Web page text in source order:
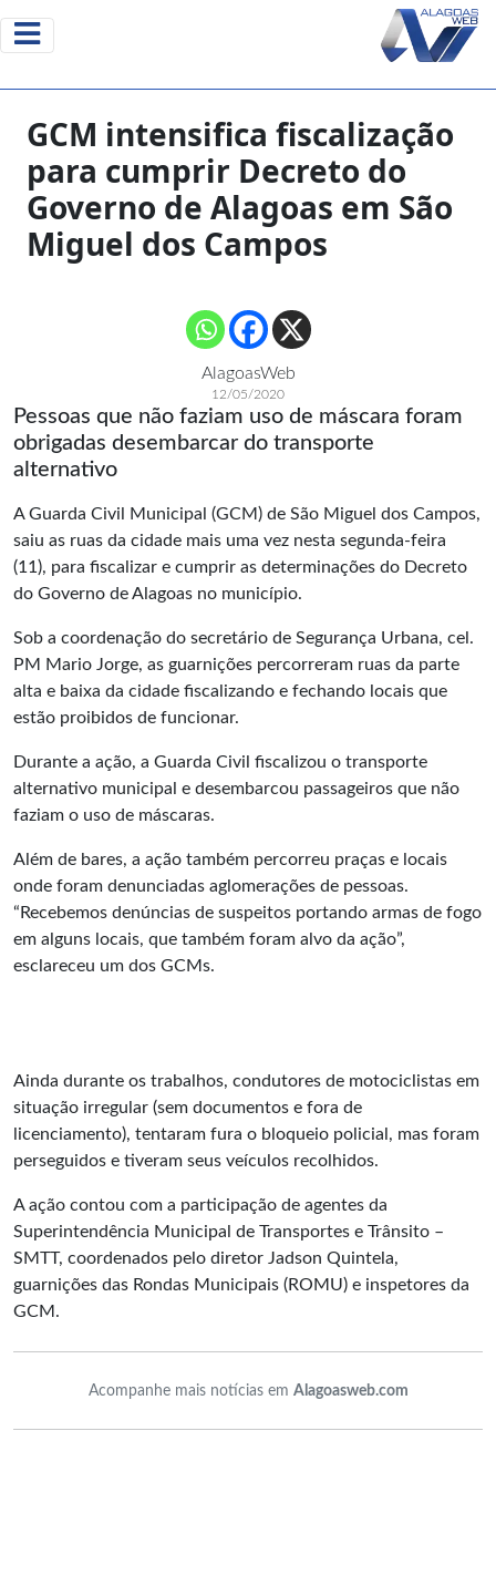
GCM intensifica fiscalização
para cumprir Decreto do
Governo de Alagoas em São
Miguel dos Campos
AlagoasWeb
12/05/2020
Pessoas que não faziam uso de máscara foram
obrigadas desembarcar do transporte
alternativo
A Guarda Civil Municipal (GCM) de São Miguel dos Campos,
saiu as ruas da cidade mais uma vez nesta segunda-feira
(11), para fiscalizar e cumprir as determinações do Decreto
do Governo de Alagoas no município.
Sob a coordenação do secretário de Segurança Urbana, cel.
PM Mario Jorge, as guarnições percorreram ruas da parte
alta e baixa da cidade fiscalizando e fechando locais que
estão proibidos de funcionar.
Durante a ação, a Guarda Civil fiscalizou o transporte
alternativo municipal e desembarcou passageiros que não
faziam o uso de máscaras.
Além de bares, a ação também percorreu praças e locais
onde foram denunciadas aglomerações de pessoas.
“Recebemos denúncias de suspeitos portando armas de fogo
em alguns locais, que também foram alvo da ação”,
esclareceu um dos GCMs.
Ainda durante os trabalhos, condutores de motociclistas em
situação irregular (sem documentos e fora de
licenciamento), tentaram fura o bloqueio policial, mas foram
perseguidos e tiveram seus veículos recolhidos.
A ação contou com a participação de agentes da
Superintendência Municipal de Transportes e Trânsito –
SMTT, coordenados pelo diretor Jadson Quintela,
guarnições das Rondas Municipais (ROMU) e inspetores da
GCM.
Acompanhe mais notícias em Alagoasweb.com